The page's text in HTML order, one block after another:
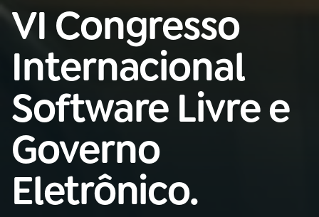
Buscar
na
Rádio
Nacional
AO VIVO
01 INÍCIO
02A RÁDIO
03PROGRAMAÇÃO
VI Congresso
Internacional
Software Livre e
Governo
Eletrônico.